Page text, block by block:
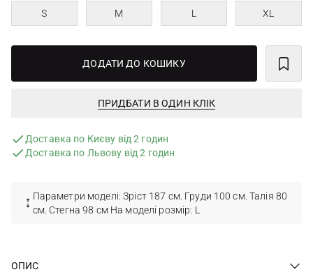
S M L XL
ДОДАТИ ДО КОШИКУ
ПРИДБАТИ В ОДИН КЛІК
Доставка по Києву від 2 годин
Доставка по Львову від 2 годин
Параметри моделі: Зріст 187 см. Груди 100 см. Талія 80
см. Стегна 98 см На моделі розмір: L
ОПИС